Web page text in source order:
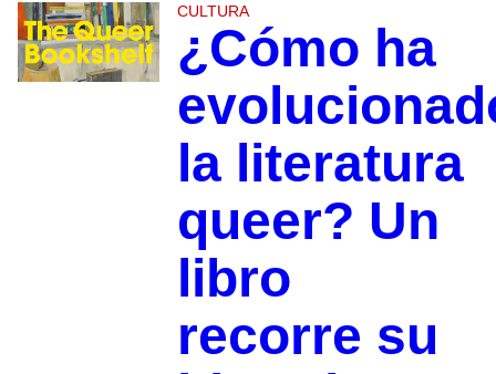
CULTURA
¿Cómo ha
la literatura
queer? Un
libro
recorre su